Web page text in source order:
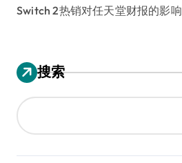
Switch 2热销对任天堂财报的影响
搜索